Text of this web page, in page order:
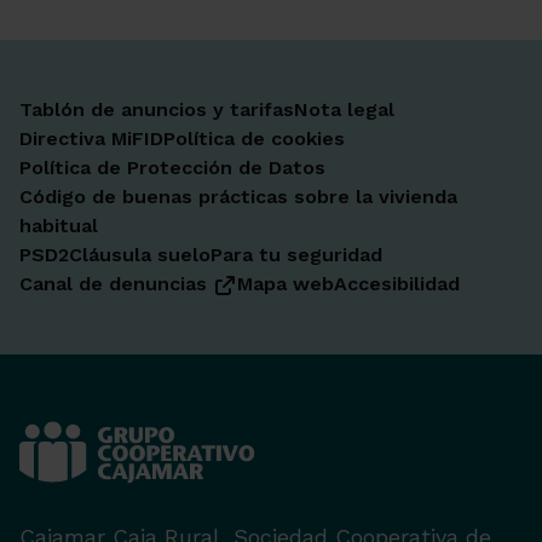
Tablón de anuncios y tarifasNota legal
Directiva MiFIDPolítica de cookies
Política de Protección de Datos
Código de buenas prácticas sobre la vivienda
habitual
PSD2Cláusula sueloPara tu seguridad
Canal de denuncias
Mapa webAccesibilidad
Cajamar Caja Rural, Sociedad Cooperativa de